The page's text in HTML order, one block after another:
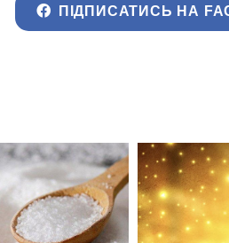
ПІДПИСАТИСЬ НА